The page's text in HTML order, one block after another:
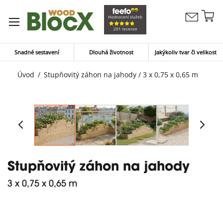
Hodnocení služeb
201 recenze
Kontaktujte
Snadné sestavení Dlouhá životnost Jakýkoliv tvar či velikost
Úvod Stupňovitý záhon na jahody / 3 x 0,75 x 0,65 m
Stupňovitý záhon na jahody
3 x 0,75 x 0,65 m